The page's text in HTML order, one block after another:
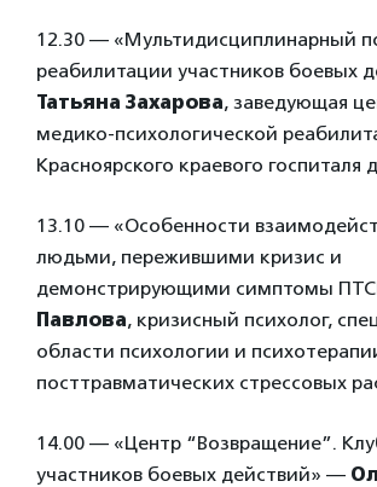
12.30 — «Мультидисциплинарный
реабилитации участников боевых
Татьяна Захарова, заведующая
медико-психологической
Красноярского краевого госпиталя
13.10 — «Особенности
людьми, пережившими кризис и
демонстрирующими симптомы
Павлова, кризисный психолог,
области психологии и
посттравматических стрессовых
14.00 — «Центр “Возвращение”.
участников боевых действий» —